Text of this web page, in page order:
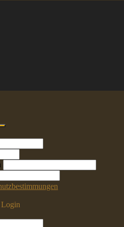
Login